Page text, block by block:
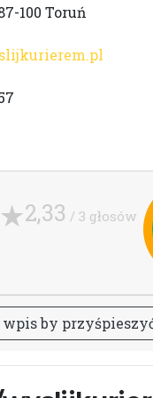
100 Toruń
2,33 / 3 głosów
wpisby przyśpieszy